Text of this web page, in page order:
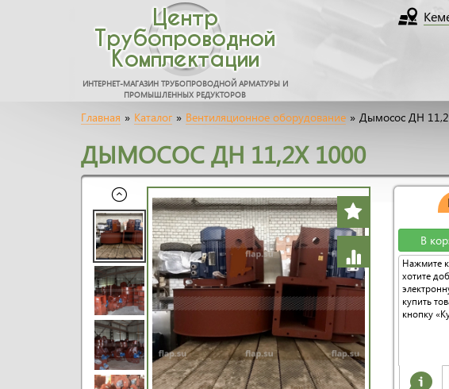
Центр
Трубопроводной
Комплектации
ИНТЕРНЕТ-МАГАЗИН ТРУБОПРОВОДНОЙ АРМАТУРЫ И
ПРОМЫШЛЕННЫХ РЕДУКТОРОВ
Главная » Каталог » Вентиляционное оборудование » Дымосос ДН
ДЫМОСОС ДН 11,2Х 1000
В
Нажмите
хотите
купить
кнопку